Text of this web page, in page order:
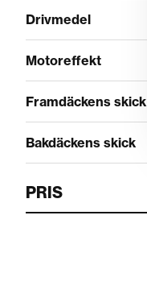
Drivmedel
Motoreffekt
Framdäckens skick
Bakdäckens skick
PRIS